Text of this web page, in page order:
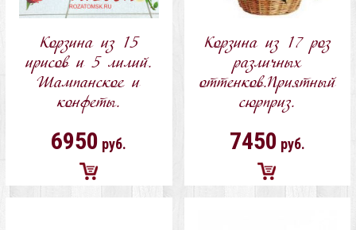
Корзина из 15
ирисов и 5 лилий.
Шампанское и
конфеты.
6950 руб.
Добавить
Корзина из 17 роз
различных
оттенков.Приятный
сюрприз.
7450 руб.
Добавить